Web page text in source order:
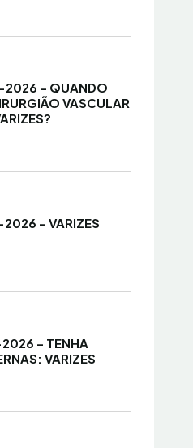
– QUANDO
VASCULAR
– VARIZES
– TENHA
VARIZES